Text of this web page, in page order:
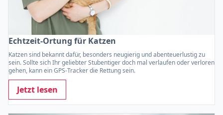
Echtzeit-Ortung für Katzen
Katzen sind bekannt dafür, besonders neugierig und abenteuerlustig zu
sein. Sollte sich Ihr geliebter Stubentiger doch mal verlaufen oder verloren
gehen, kann ein GPS-Tracker die Rettung sein.
Jetzt lesen